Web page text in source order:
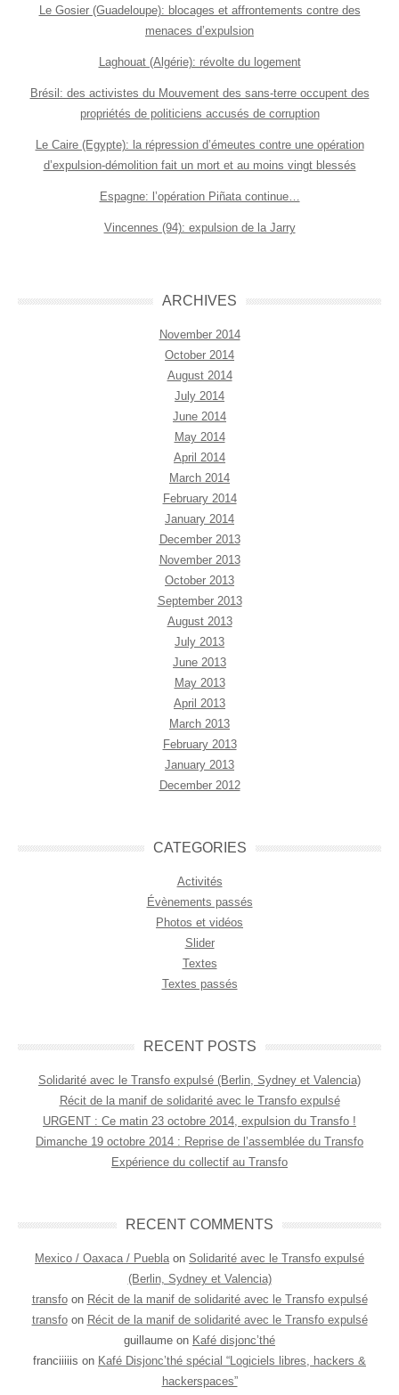
Le Gosier (Guadeloupe): blocages et affrontements contre des
menaces d’expulsion
Laghouat (Algérie): révolte du logement
Brésil: des activistes du Mouvement des sans-terre occupent des
propriétés de politiciens accusés de corruption
Le Caire (Egypte): la répression d’émeutes contre une opération
d’expulsion-démolition fait un mort et au moins vingt blessés
Espagne: l’opération Piñata continue…
Vincennes (94): expulsion de la Jarry
ARCHIVES
November 2014
October 2014
August 2014
July 2014
June 2014
May 2014
April 2014
March 2014
February 2014
January 2014
December 2013
November 2013
October 2013
September 2013
August 2013
July 2013
June 2013
May 2013
April 2013
March 2013
February 2013
January 2013
December 2012
CATEGORIES
Activités
Évènements passés
Photos et vidéos
Slider
Textes
Textes passés
RECENT POSTS
Solidarité avec le Transfo expulsé (Berlin, Sydney et Valencia)
Récit de la manif de solidarité avec le Transfo expulsé
URGENT : Ce matin 23 octobre 2014, expulsion du Transfo !
Dimanche 19 octobre 2014 : Reprise de l’assemblée du Transfo
Expérience du collectif au Transfo
RECENT COMMENTS
Mexico / Oaxaca / Pueblaon Solidarité avec le Transfo expulsé
(Berlin, Sydney et Valencia)
transfoon Récit de la manif de solidarité avec le Transfo expulsé
transfoon Récit de la manif de solidarité avec le Transfo expulsé
guillaume on Kafé disjonc’thé
franciiiiis on Kafé Disjonc’thé spécial “Logiciels libres, hackers &
hackerspaces”